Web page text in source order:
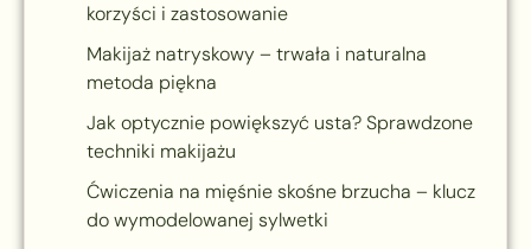
korzyści i zastosowanie
Makijaż natryskowy – trwała i naturalna
metoda piękna
Jak optycznie powiększyć usta? Sprawdzone
techniki makijażu
Ćwiczenia na mięśnie skośne brzucha – klucz
do wymodelowanej sylwetki